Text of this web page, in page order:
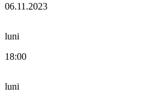
06.11.2023
luni
18:00
luni